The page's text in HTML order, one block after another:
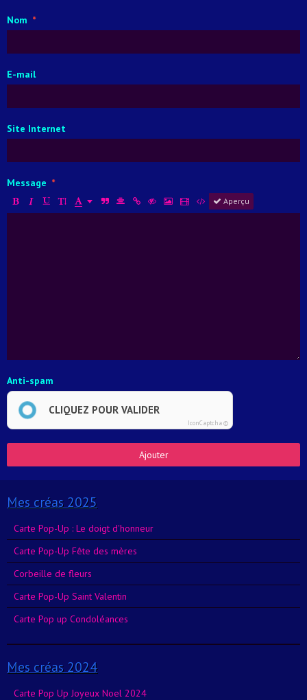
Nom
E-mail
Site Internet
Message
Aperçu
Anti-spam
CLIQUEZ POUR VALIDER
IconCaptcha ©
Ajouter
Mes créas 2025
Carte Pop-Up : Le doigt d'honneur
Carte Pop-Up Fête des mères
Corbeille de fleurs
Carte Pop-Up Saint Valentin
Carte Pop up Condoléances
Mes créas 2024
Carte Pop Up Joyeux Noel 2024